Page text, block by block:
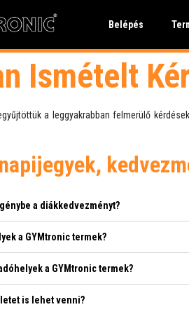
Belépés
Ismételt
a leggyakrabban felmerülő
a diákkedvezményt?
a GYMtronic termek?
a GYMtronic termek?
is lehet venni?